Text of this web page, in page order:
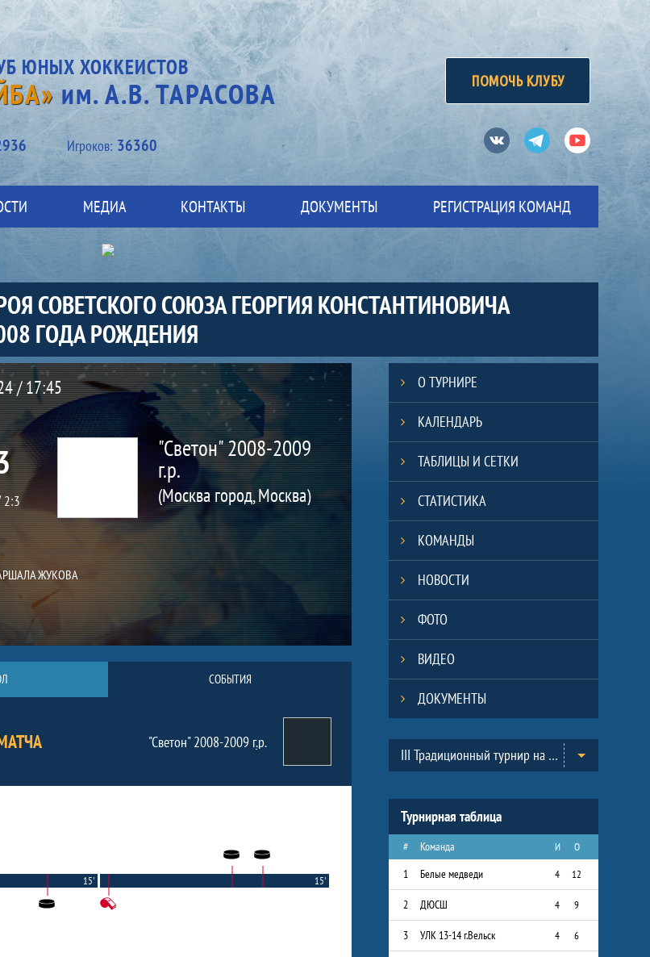
ЮНЫХ ХОККЕИСТОВ
им. А.В. ТАРАСОВА
Игроков: 36360
ПОМОЧЬ КЛУБУ
ВконтактеТелеграмЮтуб
МЕДИА КОНТАКТЫ ДОКУМЕНТЫ РЕГИСТРАЦИЯ КОМАНД
СОВЕТСКОГО СОЮЗА ГЕОРГИЯ КОНСТАНТИНОВИЧА
ГОДА РОЖДЕНИЯ
/ 17:45
2:3
"Светон" 2008-2009
г.р.
(Москва город, Москва)
ЖУКОВА
СОБЫТИЯ
"Светон" 2008-2009 г.р.
15' 15'
О ТУРНИРЕ
КАЛЕНДАРЬ
ТАБЛИЦЫ И СЕТКИ
СТАТИСТИКА
КОМАНДЫ
НОВОСТИ
ФОТО
ВИДЕО
ДОКУМЕНТЫ
Таблицы турнира III Традиционный турнир на призы Всероссийского Клуба юных хоккеистов «Золотая шайба» им. А.В. Тарасова в г.Черноголовка. (2013-2014)
Турнирная таблица
# Команда И О
1 Белые медведи 4 12
2 ДЮСШ 4 9
3 УЛК 13-14 г.Вельск 4 6